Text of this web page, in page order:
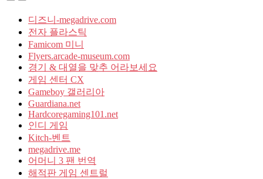
디즈니-megadrive.com
전자 플라스틱
Famicom 미니
Flyers.arcade-museum.com
경기 & 대열을 맞추 어라보세요
게임 센터 CX
Gameboy 갤러리아
Guardiana.net
Hardcoregaming101.net
인디 게임
Kitch-벤트
megadrive.me
어머니 3 팬 번역
해적판 게임 센트럴